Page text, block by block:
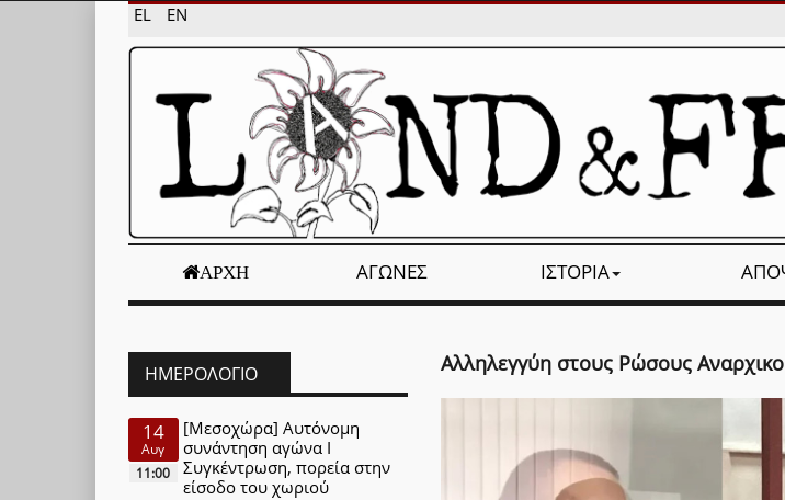
EL EN
ΑΡΧΉ ΑΓΏΝΕΣ ΙΣΤΟΡΊΑ
Αλληλεγγύη στους Ρώσους
ΗΜΕΡΟΛΌΓΙΟ
14
Αυγ
11:00
[Μεσοχώρα] Αυτόνομη
συνάντηση αγώνα Ι
Συγκέντρωση, πορεία στην
είσοδο του χωριού